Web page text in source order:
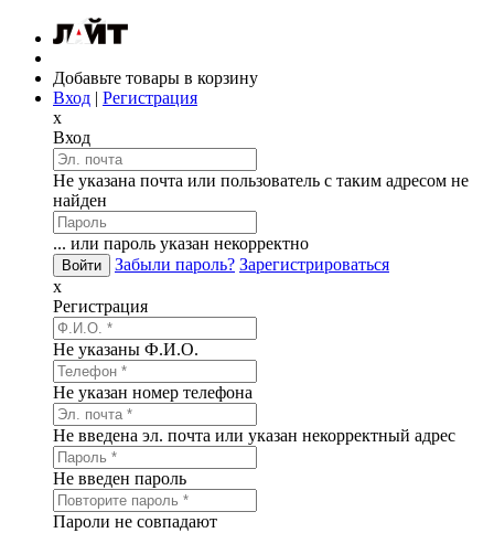
Добавьте товары в корзину
Вход | Регистрация
x
Вход
Не указана почта или пользователь с таким адресом не
найден
... или пароль указан некорректно
Забыли пароль? Зарегистрироваться
x
Регистрация
Не указаны Ф.И.О.
Не указан номер телефона
Не введена эл. почта или указан некорректный адрес
Не введен пароль
Пароли не совпадают